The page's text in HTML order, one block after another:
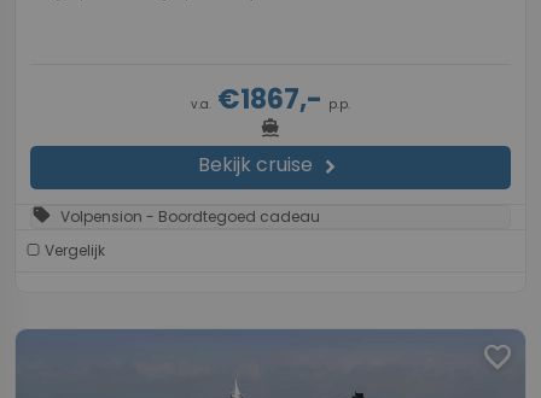
v.a. €1867,- p.p.
directions_boat
Bekijk cruise chevron_right
sell Volpension - Boordtegoed cadeau
Vergelijk
favorite